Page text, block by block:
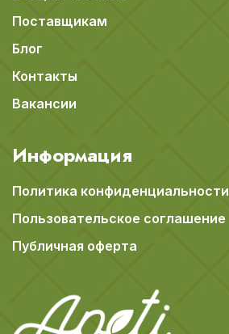
Поставщикам
Блог
Контакты
Вакансии
Информация
Политика конфиденциальности
Пользовательское соглашение
Публичная оферта